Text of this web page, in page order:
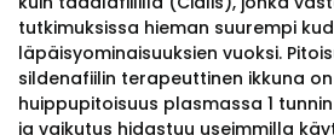
tutkimuksissa hieman suurempi
läpäisyominaisuuksien vuoksi.
sildenafiilin terapeuttinen ikkuna
huippupitoisuus plasmassa 1
ja vaikutus hidastuu useimmilla